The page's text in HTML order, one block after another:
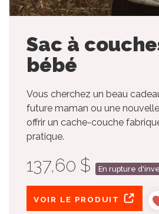
Sac à
bébé
Vous cherchez un beau
future maman ou une
offrir un cache-couche
pratique.
137,60 $ En rupture
VOIR LE PRODUIT